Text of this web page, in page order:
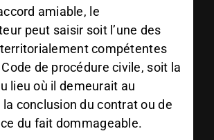
amiable, le
peut saisir soit l’une des
compétentes
de procédure civile, soit la
lieu où il demeurait au
conclusion du contrat ou de
du fait dommageable.